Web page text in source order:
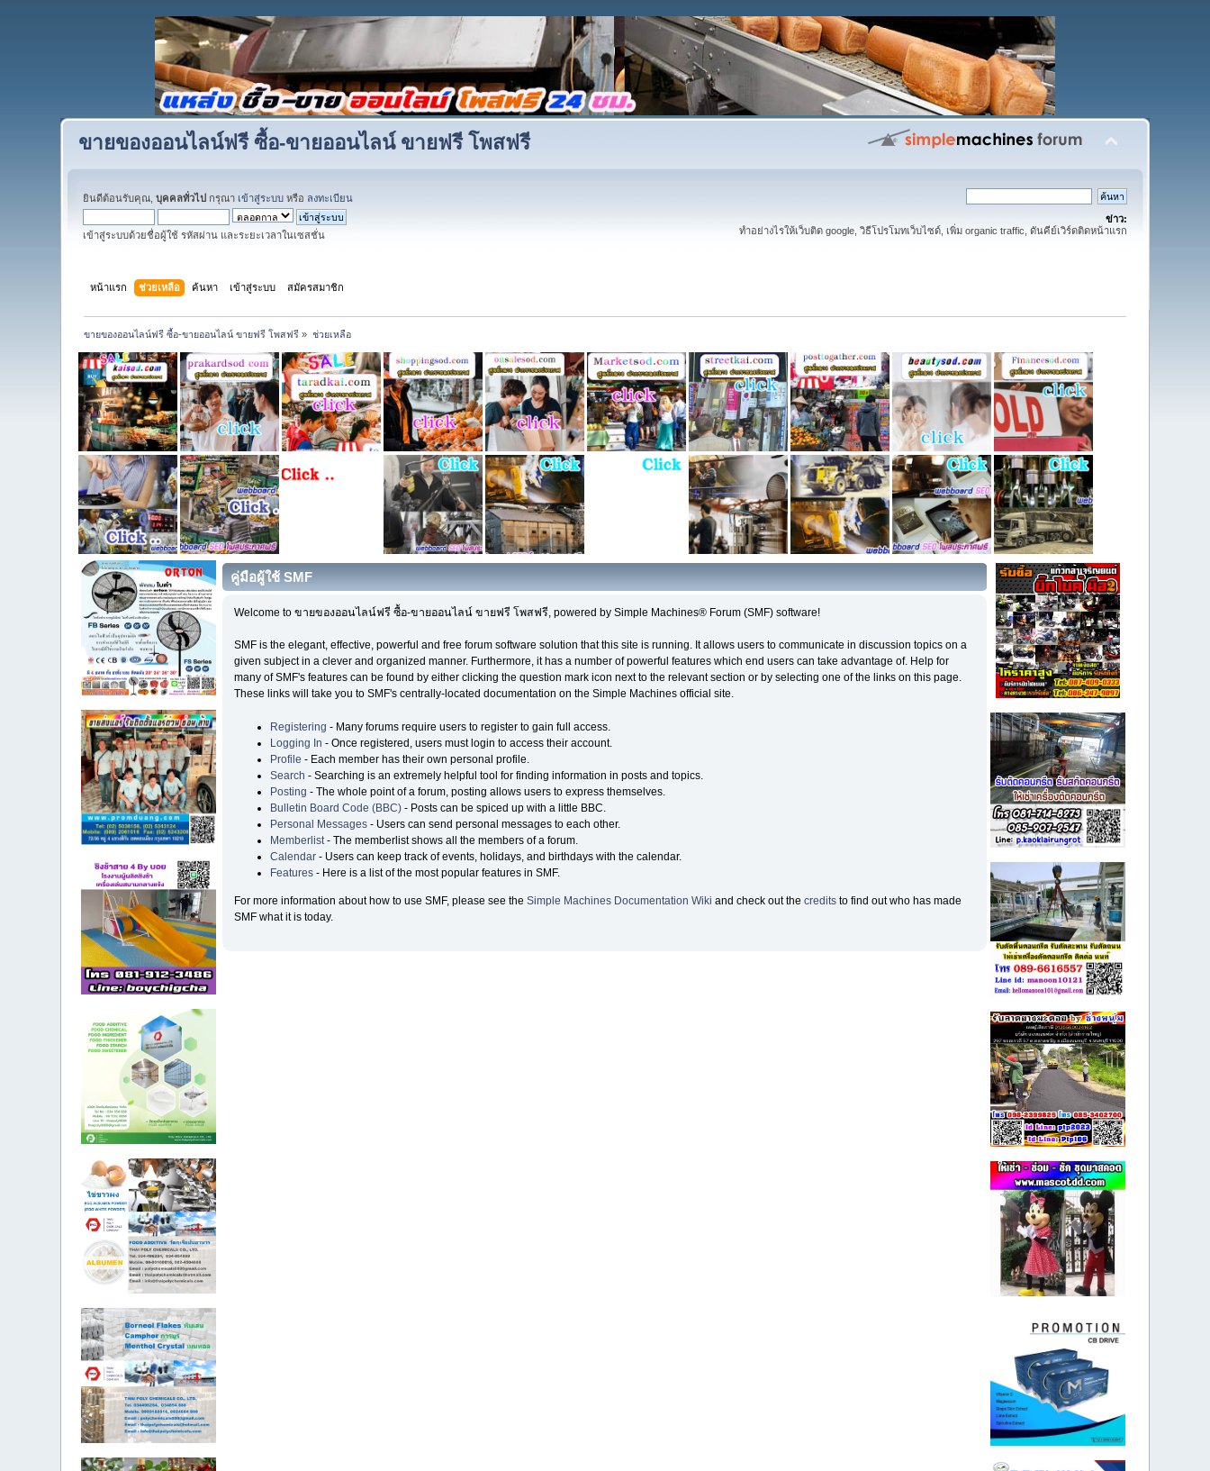
ขายของออนไลน์ฟรี ซื้อ-ขายออนไลน์ ขายฟรี โพสฟรี
ยินดีต้อนรับคุณ,บุคคลทั่วไป กรุณา เข้าสู่ระบบ หรือ ลงทะเบียน
เข้าสู่ระบบด้วยชื่อผู้ใช้ รหัสผ่าน และระยะเวลาในเซสชั่น
ข่าว:
ทำอย่างไรให้เว็บติด google, วิธีโปรโมทเว็บไซด์, เพิ่ม organic traffic, ดันคีย์เวิร์ดติดหน้าแรก
หน้าแรก ช่วยเหลือ ค้นหา เข้าสู่ระบบ สมัครสมาชิก
ขายของออนไลน์ฟรี ซื้อ-ขายออนไลน์ ขายฟรี โพสฟรี » ช่วยเหลือ
คู่มือผู้ใช้ SMF
Welcome to ขายของออนไลน์ฟรี ซื้อ-ขายออนไลน์ ขายฟรี โพสฟรี, powered by Simple Machines® Forum (SMF) software!
SMF is the elegant, effective, powerful and free forum software solution that this site is running. It allows users to communicate in discussion topics on a
given subject in a clever and organized manner. Furthermore, it has a number of powerful features which end users can take advantage of. Help for
many of SMF's features can be found by either clicking the question mark icon next to the relevant section or by selecting one of the links on this page.
These links will take you to SMF's centrally-located documentation on the Simple Machines official site.
Registering - Many forums require users to register to gain full access.
Logging In - Once registered, users must login to access their account.
Profile - Each member has their own personal profile.
Search - Searching is an extremely helpful tool for finding information in posts and topics.
Posting - The whole point of a forum, posting allows users to express themselves.
Bulletin Board Code (BBC)- Posts can be spiced up with a little BBC.
Personal Messages- Users can send personal messages to each other.
Memberlist- The memberlist shows all the members of a forum.
Calendar- Users can keep track of events, holidays, and birthdays with the calendar.
Features- Here is a list of the most popular features in SMF.
For more information about how to use SMF, please see the Simple Machines Documentation Wiki and check out the creditsto find out who has made
SMF what it is today.